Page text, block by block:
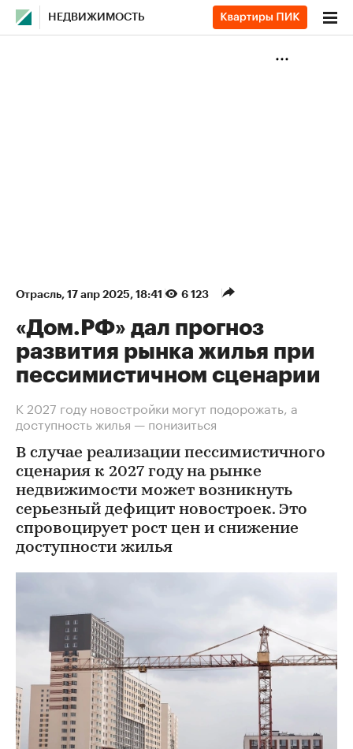
НЕДВИЖИМОСТЬ
Отрасль⁠, 17 апр 2025, 18:41 6 123
«Дом.РФ» дал прогноз
развития рынка жилья при
пессимистичном сценарии
К 2027 году новостройки могут подорожать, а
доступность жилья — понизиться
В случае реализации пессимистичного
сценария к 2027 году на рынке
недвижимости может возникнуть
серьезный дефицит новостроек. Это
спровоцирует рост цен и снижение
доступности жилья